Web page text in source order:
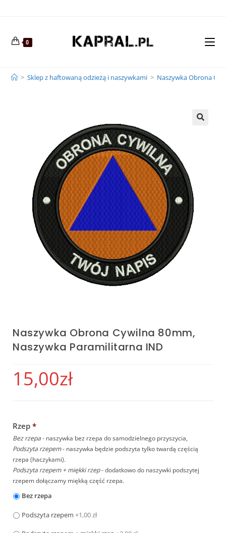
0
> Sklep z haftowaną odzieżą i naszywkami > Naszywka Obrona
Naszywka Obrona Cywilna 80mm,
Naszywka Paramilitarna IND
15,00zł
Rzep *
Bez rzepa- naszywka bez rzepa do samodzielnego przyszycia,
Podszyta rzepem- naszywka będzie podszyta tylko twardą częścią
rzepa (haczykami).
Podszyta rzepem + miękki rzep- dodatkowo do naszywki podszytej
rzepem dołączamy miękką część rzepa.
Bez rzepa
Podszyta rzepem +1,00 zł